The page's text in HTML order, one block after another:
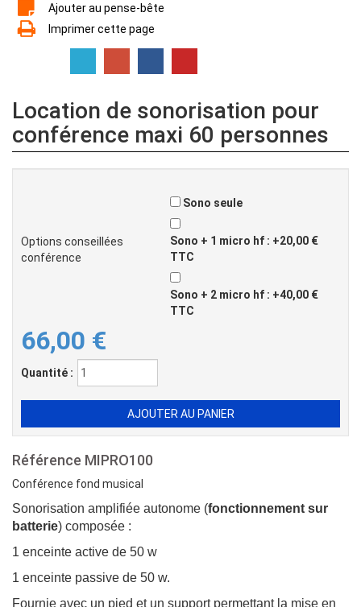
Ajouter au pense-bête
Imprimer cette page
Location de sonorisation pour
conférence maxi 60 personnes
Options conseillées
conférence
Sono seule
Sono + 1 micro hf : +20,00 €
TTC
Sono + 2 micro hf : +40,00 €
TTC
66,00 €
Quantité :
Référence MIPRO100
Conférence fond musical
Sonorisation amplifiée autonome (fonctionnement sur
batterie) composée :
1 enceinte active de 50 w
1 enceinte passive de 50 w.
Fournie avec un pied et un support permettant la mise en